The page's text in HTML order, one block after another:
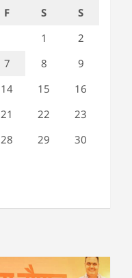
F S
S
1
2
7 8
9
14 15
16
21 22
23
28 29
30